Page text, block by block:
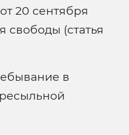
20 сентября
свободы (статья
в